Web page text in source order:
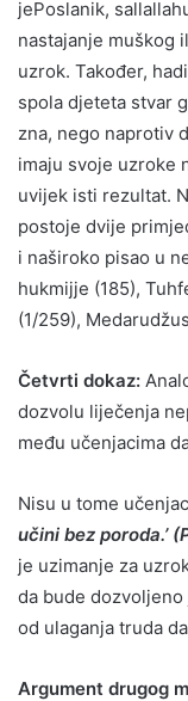
jePoslanik,
nastajanje muškog
uzrok. Također,
spola djeteta stvar
zna, nego naprotiv
imaju svoje uzroke
uvijek isti rezultat.
postoje dvije
i naširoko pisao u
hukmijje (185),
(1/259),
Četvrti dokaz:
dozvolu liječenja
među učenjacima
Nisu u tome
učini bez poroda.’
je uzimanje za
da bude
od ulaganja truda
Argument drugog